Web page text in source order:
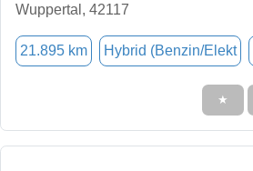
Wuppertal, 42117
21.895 km Hybrid (Benzin/Elekt
★